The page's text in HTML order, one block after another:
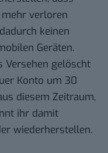
verloren
keinen
Geräten.
gelöscht
Konto um 30
diesem Zeitraum,
ihr damit
wiederherstellen.